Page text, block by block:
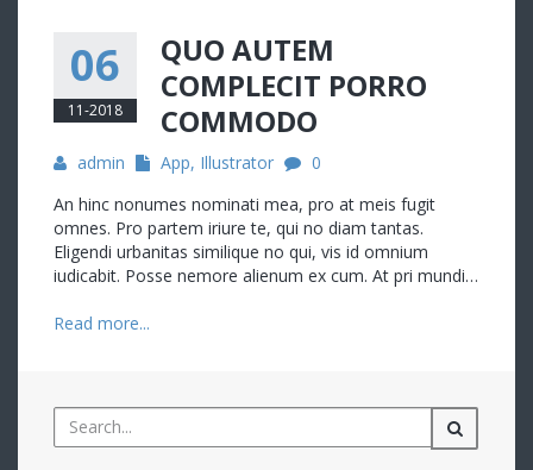
06
11-2018
QUO AUTEM
COMPLECIT PORRO
COMMODO
admin App, Illustrator
0
An hinc nonumes nominati mea, pro at meis fugit
omnes. Pro partem iriure te, qui no diam tantas.
Eligendi urbanitas similique no qui, vis id omnium
iudicabit. Posse nemore alienum ex cum. At pri mundi…
Read more...